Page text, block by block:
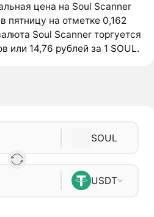
цена на Soul Scanner
пятницу на отметке 0,162
Soul Scanner торгуется
или 14,76 рублей за 1 SOUL.
SOUL
USDT